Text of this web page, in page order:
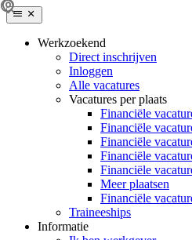
Werkzoekend
Direct inschrijven
Inloggen
Alle vacatures
Vacatures per plaats
Financiële
Financiële
Financiële
Financiële
Financiële
Meer plaatsen
Financiële
Traineeships
Informatie